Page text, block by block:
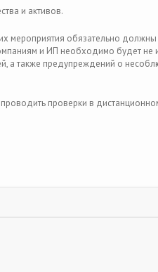
и активов.
мероприятия обязательно
и ИП необходимо будет не
а также предупреждений о
проверки в